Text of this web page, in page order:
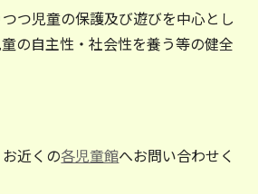
つ児童の保護及び遊びを中心とし
の自主性・社会性を養う等の健全
近くの各児童館へお問い合わせく